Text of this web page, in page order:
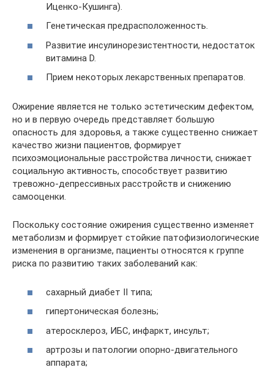
Иценко-Кушинга).
Генетическая предрасположенность.
Развитие инсулинорезистентности, недостаток
витамина D.
Прием некоторых лекарственных препаратов.
Ожирение является не только эстетическим дефектом,
но и в первую очередь представляет большую
опасность для здоровья, а также существенно снижает
качество жизни пациентов, формирует
психоэмоциональные расстройства личности, снижает
социальную активность, способствует развитию
тревожно-депрессивных расстройств и снижению
самооценки.
Поскольку состояние ожирения существенно изменяет
метаболизм и формирует стойкие патофизиологические
изменения в организме, пациенты относятся к группе
риска по развитию таких заболеваний как:
сахарный диабет II типа;
гипертоническая болезнь;
атеросклероз, ИБС, инфаркт, инсульт;
артрозы и патологии опорно-двигательного
аппарата;